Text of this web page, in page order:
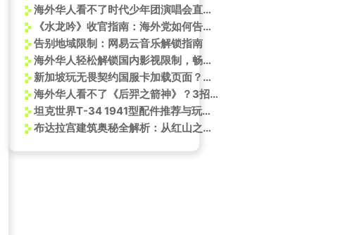
海外华人看不了时代少年团演唱会直播？3招教你轻松解锁地区限制
《水龙吟》收官指南：海外党如何告别卡顿，高清追完唐俪辞宿命终章
告别地域限制：网易云音乐解锁指南
海外华人轻松解锁国内影视限制，畅享高清流畅观看体验
新加坡玩无畏契约国服卡加载页面？无畏契约年度终局夜市现已开启！
海外华人看不了《后羿之箭神》？3招教你破解地区限制，追最新国产动画！
坦克世界T-34 1941型配件推荐与玩法技巧
布达拉宫建筑奥秘全解析：从红山之巅到密宗圣境的时空解码